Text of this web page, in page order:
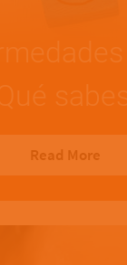
Read More